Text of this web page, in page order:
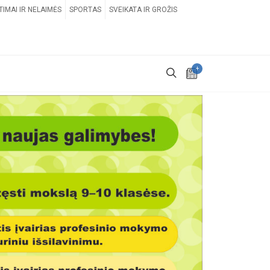
IR NELAIMĖS SPORTAS SVEIKATA IR GROŽIS
+